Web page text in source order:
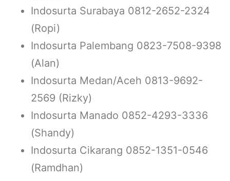
Indosurta Surabaya 0812-2652-2324
(Ropi)
Indosurta Palembang 0823-7508-9398
(Alan)
Indosurta Medan/Aceh 0813-9692-
2569 (Rizky)
Indosurta Manado 0852-4293-3336
(Shandy)
Indosurta Cikarang 0852-1351-0546
(Ramdhan)